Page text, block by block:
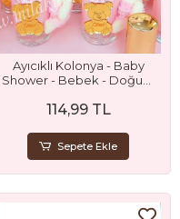
Ayıcıklı Kolonya - Baby
Shower - Bebek - Doğum
114,99 TL
Sepete Ekle